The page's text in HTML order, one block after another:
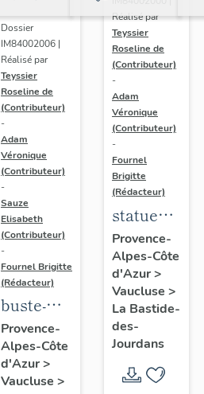
avec
Saint
François
d'Assise
et un
chartreux
Dossier
IM84002006 |
Réalisé par
Teyssier
Roseline de
(Contributeur)
-
Adam
Véronique
(Contributeur)
-
Sauze
Elisabeth
(Contributeur)
-
Fournel Brigitte
(Rédacteur)
buste-
reliquaire
(2)
Provence-
Alpes-Côte
d'Azur>
Vaucluse >
Réalisé par
Teyssier
Roseline de
(Contributeur)
-
Adam
Véronique
(Contributeur)
-
Fournel
Brigitte
(Rédacteur)
statue
(demi-
nature) ;
Vierge à
l'Enfant
Provence-
Alpes-Côte
d'Azur>
Vaucluse >
La Bastide-
des-
Jourdans